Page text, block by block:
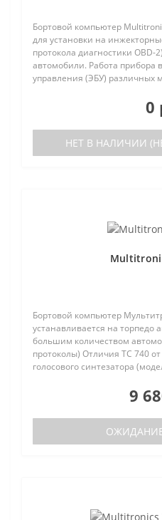
Бортовой компьютер
для установки на
протокола диагностики
автомобили. Работа прибора
управления (ЭБУ) различных
0
НЕТ В НАЛИЧИИ
Бортовой компьютер
устанавливается на торпедо
большим количеством
протоколы) Отличия TC 740
голосового синтезатора
9